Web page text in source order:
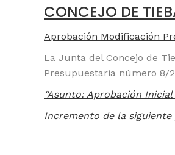
CONCEJO DE
Aprobación Modificación
La Junta del Concejo de
Presupuestaria número 8/
“Asunto: Aprobación
Incremento de la